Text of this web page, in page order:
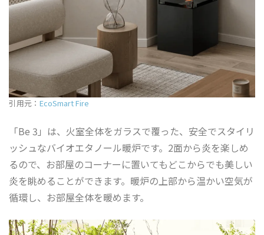
引用元： EcoSmart Fire
「Be 3」は、火室全体をガラスで覆った、安全でスタイリ
ッシュなバイオエタノール暖炉です。2面から炎を楽しめ
るので、お部屋のコーナーに置いてもどこからでも美しい
炎を眺めることができます。暖炉の上部から温かい空気が
循環し、お部屋全体を暖めます。